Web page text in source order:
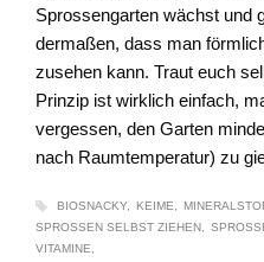
Sprossengarten wächst und
dermaßen, dass man
zusehen kann. Traut euch
Prinzip ist wirklich einfach,
vergessen, den Garten
nach Raumtemperatur) zu
BIOSNACKY KEIME
SPROSSEN SELBST ZIEHEN
VITAMINE